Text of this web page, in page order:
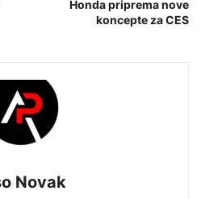
Honda priprema nove
koncepte za CES
Novak